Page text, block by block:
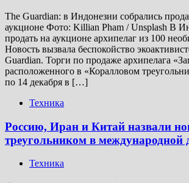
The Guardian: в Индонезии собрались
аукционе Фото: Killian Pham / Unsplash В
продать на аукционе архипелаг из 100
Новость вызвала беспокойство
Guardian. Торги по продаже архипелага
расположенного в «Коралловом
по 14 декабря в […]
Техника
Россию, Иран и Китай назвали
треугольником в международной
Техника